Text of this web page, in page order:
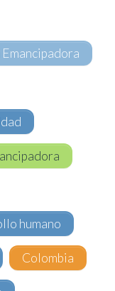
humano
Colombia